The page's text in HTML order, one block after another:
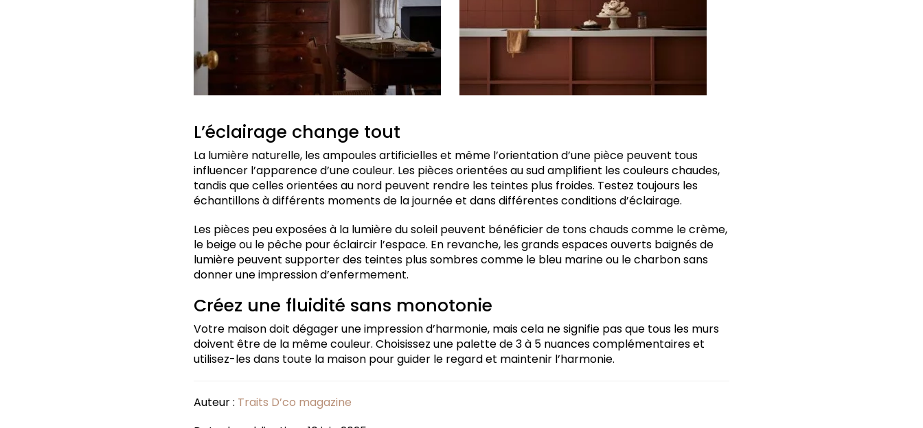
L’éclairage change tout
La lumière naturelle, les ampoules artificielles et même l’orientation d’une pièce peuvent tous
influencer l’apparence d’une couleur. Les pièces orientées au sud amplifient les couleurs chaudes,
tandis que celles orientées au nord peuvent rendre les teintes plus froides. Testez toujours les
échantillons à différents moments de la journée et dans différentes conditions d’éclairage.
Les pièces peu exposées à la lumière du soleil peuvent bénéficier de tons chauds comme le crème,
le beige ou le pêche pour éclaircir l’espace. En revanche, les grands espaces ouverts baignés de
lumière peuvent supporter des teintes plus sombres comme le bleu marine ou le charbon sans
donner une impression d’enfermement.
Créez une fluidité sans monotonie
Votre maison doit dégager une impression d’harmonie, mais cela ne signifie pas que tous les murs
doivent être de la même couleur. Choisissez une palette de 3 à 5 nuances complémentaires et
utilisez-les dans toute la maison pour guider le regard et maintenir l’harmonie.
Auteur : Traits D’co magazine